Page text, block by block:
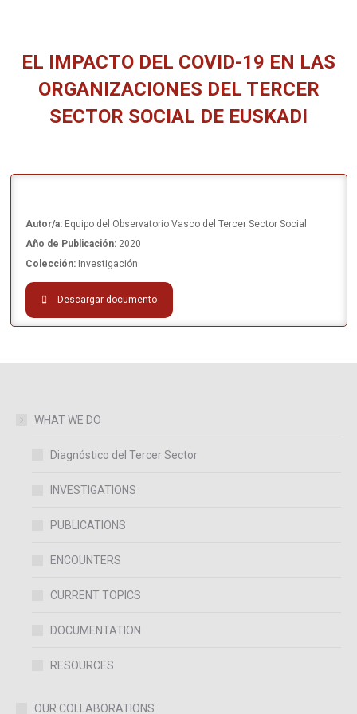
EL IMPACTO DEL COVID-19 EN LAS
ORGANIZACIONES DEL TERCER
SECTOR SOCIAL DE EUSKADI
Autor/a: Equipo del Observatorio Vasco del Tercer Sector Social
Año de Publicación: 2020
Colección: Investigación
Descargar documento
WHAT WE DO
Diagnóstico del Tercer Sector
INVESTIGATIONS
PUBLICATIONS
ENCOUNTERS
CURRENT TOPICS
DOCUMENTATION
RESOURCES
OUR COLLABORATIONS